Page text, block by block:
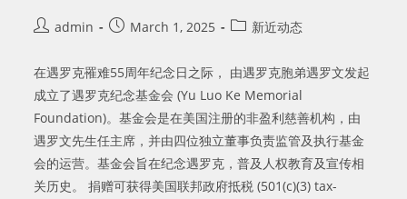
Postadmin
PostMarch 1, 2025
Post新近动态
在遇罗克罹难55周年纪念日之际， 由遇罗克胞弟遇罗文发起
成立了遇罗克纪念基金会 (Yu Luo Ke Memorial
Foundation)。基金会是在美国注册的非盈利慈善机构，由
遇罗文先生任主席，并由四位独立董事负责监管及执行基金
会的运营。基金会旨在纪念遇罗克，普及人权教育及宣传相
关历史。 捐赠可获得美国联邦政府抵税 (501(c)(3) tax-